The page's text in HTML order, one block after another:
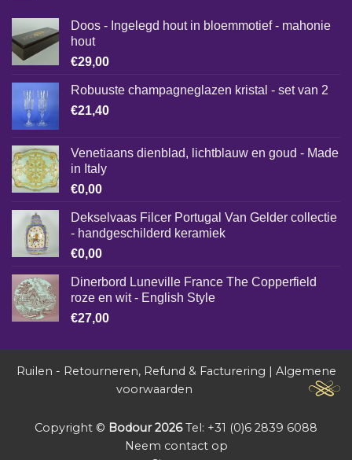
Doos - Ingelegd hout in bloemmotief - mahonie
hout
€29,00
Robuuste champagneglazen kristal - set van 2
€21,40
Venetiaans dienblad, lichtblauw en goud - Made
in Italy
€0,00
Dekselvaas Filcer Portugal Van Gelder collectie
- handgeschilderd keramiek
€0,00
Dinerbord Luneville France The Copperfield
roze en wit - English Style
€27,00
Ruilen - Retourneren, Refund & Facturering | Algemene
voorwaarden
Copyright © Bodour 2026Tel: +31 (0)6 2839 6088
Neem contact op